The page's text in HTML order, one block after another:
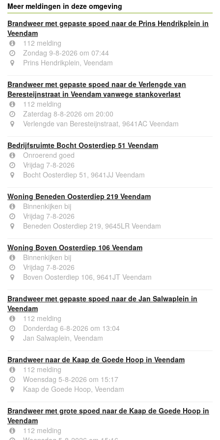
Meer meldingen in deze omgeving
Brandweer met gepaste spoed naar de Prins Hendrikplein in
Veendam
112 melding
Zondag 9-8-2026 om 07:44
Prins Hendrikplein, Veendam
Brandweer met gepaste spoed naar de Verlengde van
Beresteijnstraat in Veendam vanwege stankoverlast
112 melding
Zaterdag 8-8-2026 om 20:00
Verlengde van Beresteijnstraat, 9641AC Veendam
Bedrijfsruimte Bocht Oosterdiep 51 Veendam
Onroerend goed
Vrijdag 7-8-2026
Bocht Oosterdiep 51, 9641JJ Veendam
Woning Beneden Oosterdiep 219 Veendam
Binnenkijken bij
Vrijdag 7-8-2026
Beneden Oosterdiep 219, 9645LR Veendam
Woning Boven Oosterdiep 106 Veendam
Binnenkijken bij
Vrijdag 7-8-2026
Boven Oosterdiep 106, 9641JT Veendam
Brandweer met gepaste spoed naar de Jan Salwaplein in
Veendam
112 melding
Donderdag 6-8-2026 om 13:04
Jan Salwaplein, Veendam
Brandweer naar de Kaap de Goede Hoop in Veendam
112 melding
Woensdag 5-8-2026 om 15:17
Kaap de Goede Hoop, Veendam
Brandweer met grote spoed naar de Kaap de Goede Hoop in
Veendam
112 melding